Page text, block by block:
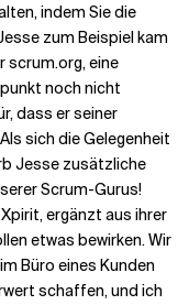
indem Sie die
zum Beispiel kam
scrum.org, eine
noch nicht
dass er seiner
sich die Gelegenheit
Jesse zusätzliche
Scrum-Gurus!
ergänzt aus ihrer
etwas bewirken. Wir
Büro eines Kunden
schaffen, und ich